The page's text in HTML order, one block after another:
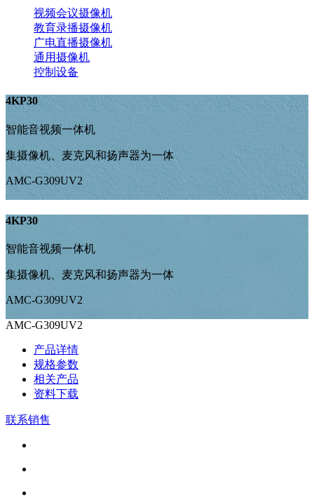
视频会议摄像机
教育录播摄像机
广电直播摄像机
通用摄像机
控制设备
4KP30
智能音视频一体机
集摄像机、麦克风和扬声器为一体
AMC-G309UV2
4KP30
智能音视频一体机
集摄像机、麦克风和扬声器为一体
AMC-G309UV2
AMC-G309UV2
产品详情
规格参数
相关产品
资料下载
联系销售